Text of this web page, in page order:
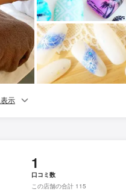
示
1
口コミ数
この店舗の合計 115